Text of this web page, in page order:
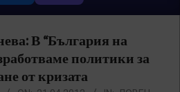
В “България на
политики за
от кризата